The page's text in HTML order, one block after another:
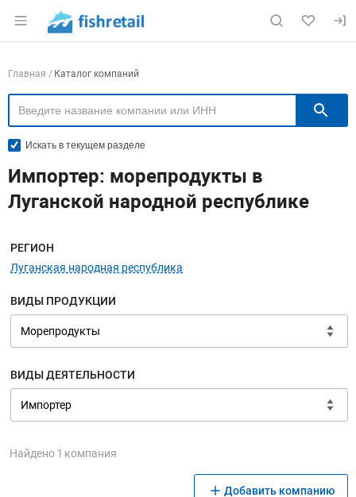
Раздел навигации по сайту fishretail.ru
Навигация по компаниям
Главная Каталог компаний
Искать в текущем разделе
Импортер: морепродукты в
Луганской народной республике
Меню навигации
РЕГИОН
Луганская народная республика
ВИДЫ ПРОДУКЦИИ
ВИДЫ ДЕЯТЕЛЬНОСТИ
Найдено 1 компания
Добавить компанию